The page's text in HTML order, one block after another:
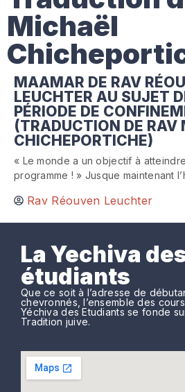
Michaël
MAAMAR DE RAV
LEUCHTER AU SUJET
PÉRIODE DE
(TRADUCTION DE RAV
CHICHEPORTICHE)
« Le monde a un objectif à
programme ! » Jusque maintenant
Rav Réouven Leuchter
La Yechiva
étudiants
Que ce soit à l’adresse de
chevronnés, l’ensemble des
Yéchiva des Etudiants se fonde
Tradition juive.